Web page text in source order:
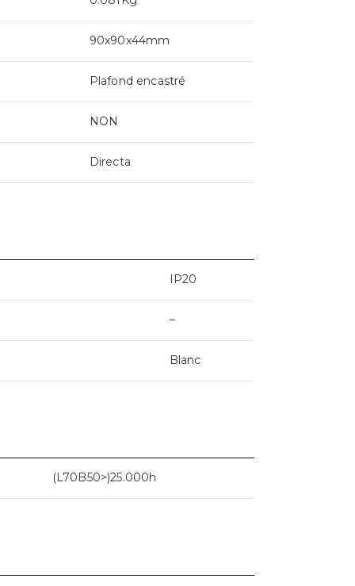
90x90x44mm
Plafond encastré
NON
Directa
IP20
–
Blanc
(L70B50>)25.000h